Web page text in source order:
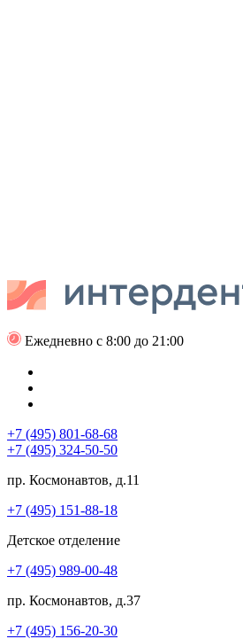
Ежедневно с 8:00 до 21:00
+7 (495) 801-68-68
+7 (495) 324-50-50
пр. Космонавтов, д.11
+7 (495) 151-88-18
Детское отделение
+7 (495) 989-00-48
пр. Космонавтов, д.37
+7 (495) 156-20-30